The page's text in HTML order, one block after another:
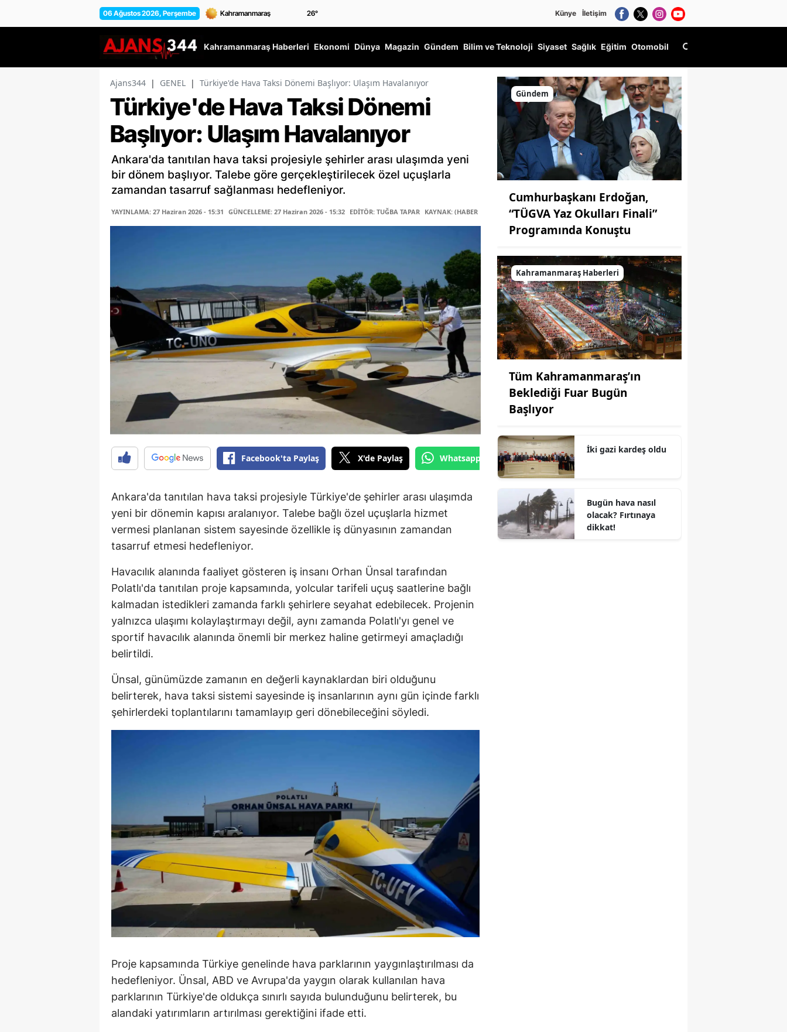
06 Ağustos 2026, Perşembe 26° Künye İletişim
Kahramanmaraş Haberleri Ekonomi Dünya Magazin Gündem Bilim ve Teknoloji Siyaset Sağlık Eğitim Otomobil
Ajans344 | GENEL | Türkiye'de Hava Taksi Dönemi Başlıyor: Ulaşım Havalanıyor
Türkiye'de Hava Taksi Dönemi
Başlıyor: Ulaşım Havalanıyor
Ankara'da tanıtılan hava taksi projesiyle şehirler arası ulaşımda yeni
bir dönem başlıyor. Talebe göre gerçekleştirilecek özel uçuşlarla
zamandan tasarruf sağlanması hedefleniyor.
YAYINLAMA: 27 Haziran 2026 - 15:31 GÜNCELLEME: 27 Haziran 2026 - 15:32 EDİTÖR: TUĞBA TAPAR KAYNAK: (HABER MERKEZİ)
Facebook'ta Paylaş X'de Paylaş Whatsapp'tan Gönder
Ankara'da tanıtılan hava taksi projesiyle Türkiye'de şehirler arası ulaşımda
yeni bir dönemin kapısı aralanıyor. Talebe bağlı özel uçuşlarla hizmet
vermesi planlanan sistem sayesinde özellikle iş dünyasının zamandan
tasarruf etmesi hedefleniyor.
Havacılık alanında faaliyet gösteren iş insanı Orhan Ünsal tarafından
Polatlı'da tanıtılan proje kapsamında, yolcular tarifeli uçuş saatlerine bağlı
kalmadan istedikleri zamanda farklı şehirlere seyahat edebilecek. Projenin
yalnızca ulaşımı kolaylaştırmayı değil, aynı zamanda Polatlı'yı genel ve
sportif havacılık alanında önemli bir merkez haline getirmeyi amaçladığı
belirtildi.
Ünsal, günümüzde zamanın en değerli kaynaklardan biri olduğunu
belirterek, hava taksi sistemi sayesinde iş insanlarının aynı gün içinde farklı
şehirlerdeki toplantılarını tamamlayıp geri dönebileceğini söyledi.
Proje kapsamında Türkiye genelinde hava parklarının yaygınlaştırılması da
hedefleniyor. Ünsal, ABD ve Avrupa'da yaygın olarak kullanılan hava
parklarının Türkiye'de oldukça sınırlı sayıda bulunduğunu belirterek, bu
alandaki yatırımların artırılması gerektiğini ifade etti.
Gündem
Cumhurbaşkanı Erdoğan,
“TÜGVA Yaz Okulları Finali”
Programında Konuştu
Kahramanmaraş Haberleri
Tüm Kahramanmaraş’ın
Beklediği Fuar Bugün
Başlıyor
İki gazi kardeş oldu
Bugün hava nasıl
olacak? Fırtınaya
dikkat!